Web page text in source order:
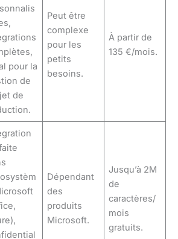
pour la
de
de
Peut être
complexe
pour les
petits
besoins.
À partir de
135 €/mois.
Dépendant
des
produits
Microsoft.
Jusqu’à 2M
de
caractères/
mois
gratuits.